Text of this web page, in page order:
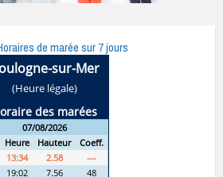
de marée sur 7 jours